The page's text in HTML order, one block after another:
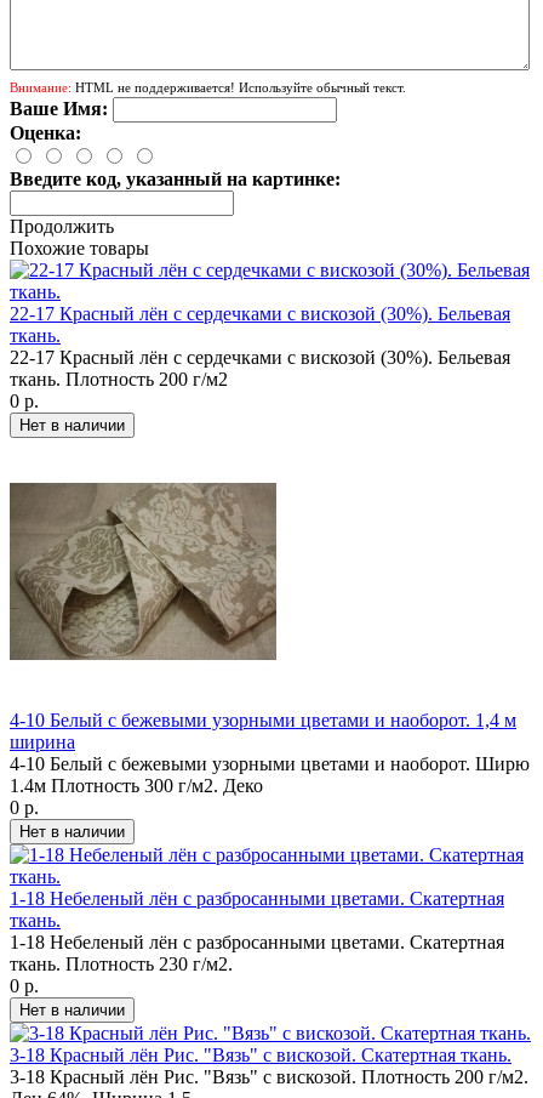
Внимание: HTML не поддерживается! Используйте обычный текст.
Ваше Имя:
Оценка:
Введите код, указанный на картинке:
Продолжить
Похожие товары
22-17 Красный лён с сердечками с вискозой (30%). Бельевая
ткань.
22-17 Красный лён с сердечками с вискозой (30%). Бельевая
ткань. Плотность 200 г/м2
0 р.
4-10 Белый с бежевыми узорными цветами и наоборот. 1,4 м
ширина
4-10 Белый с бежевыми узорными цветами и наоборот. Ширю
1.4м Плотность 300 г/м2. Деко
0 р.
1-18 Небеленый лён с разбросанными цветами. Скатертная
ткань.
1-18 Небеленый лён с разбросанными цветами. Скатертная
ткань. Плотность 230 г/м2.
0 р.
3-18 Красный лён Рис. "Вязь" с вискозой. Скатертная ткань.
3-18 Красный лён Рис. "Вязь" с вискозой. Плотность 200 г/м2.